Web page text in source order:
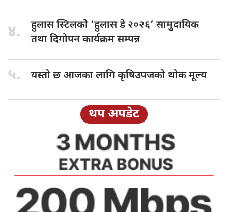
४. हुलास स्टिलको ‘हुलास डे २०२६’ सामुदायिक
तथा दिगोपन कार्यक्रम सम्पन्न
५. यस्तो छआजका लागि कृषिउपजको थोक मूल्य
थप अपडेट